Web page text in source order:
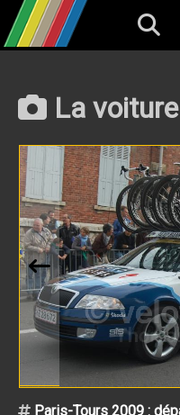
La
Paris-Tours 2009 :